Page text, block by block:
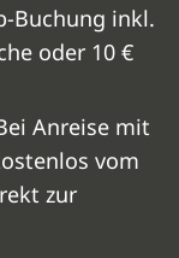
Buchung inkl.
oder 10 €
Anreise mit
vom
zur